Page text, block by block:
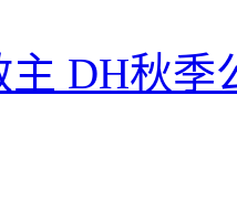
主 DH秋季